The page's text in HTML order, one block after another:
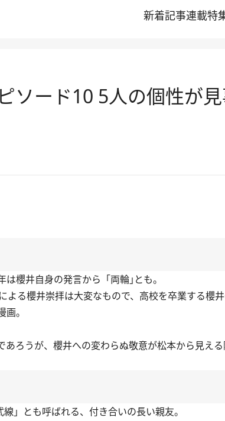
新着記事連載特
ソード10 5人の個性が
櫻井自身の発言から「両輪｣とも。
る櫻井崇拝は大変なもので、高校を卒業する櫻
。
ろうが、櫻井への変わらぬ敬意が松本から見える
」とも呼ばれる、付き合いの長い親友。